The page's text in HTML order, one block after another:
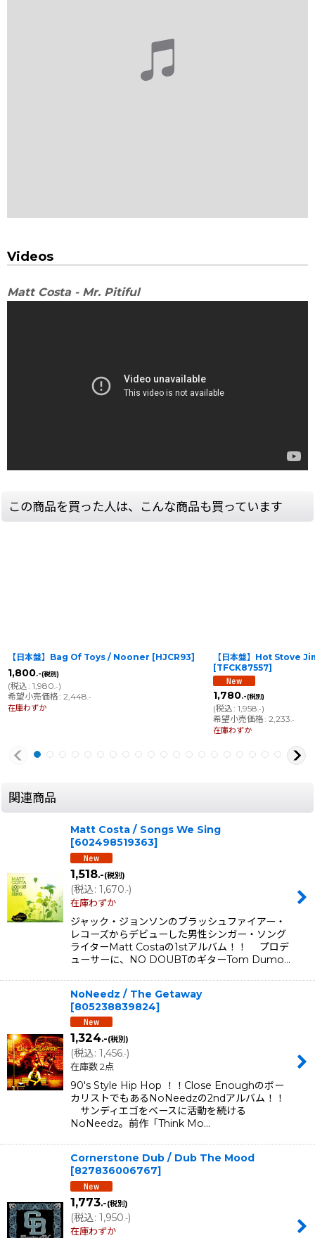
Videos
Matt Costa - Mr. Pitiful
この商品を買った人は、こんな商品も買っています
【日本盤】Bag Of Toys / Nooner [HJCR93]
1,800.-(税別)
(税込: 1,980 .-)
希望小売価格: 2,448 .-
在庫わずか
【日本盤】Hot Stove
[TFCK87557]
1,780.-(税別)
(税込: 1,958 .-)
希望小売価格: 2,233 .-
在庫わずか
関連商品
Matt Costa / Songs We Sing
[602498519363]
1,518.-(税別)
(税込: 1,670.-)
在庫わずか
ジャック・ジョンソンのブラッシュファイアー・
レコーズからデビューした男性シンガー・ソング
ライターMatt Costaの1stアルバム！！ プロデ
ューサーに、NO DOUBTのギターTom Dumo…
NoNeedz / The Getaway
[805238839824]
1,324.-(税別)
(税込: 1,456.-)
在庫数 2点
90's Style Hip Hop ！！Close Enoughのボー
カリストでもあるNoNeedzの2ndアルバム！！
サンディエゴをベースに活動を続ける
NoNeedz。前作「Think Mo…
Cornerstone Dub / Dub The Mood
[827836006767]
1,773.-(税別)
(税込: 1,950.-)
在庫わずか